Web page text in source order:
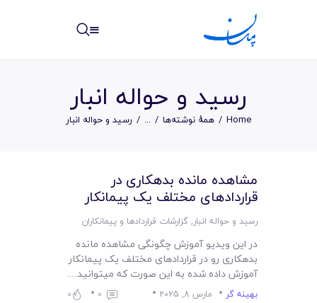
رسید و حواله انبار
Home همهٔ نوشته‌ها ... رسید و حواله انبار
نوشته ها
مرکز آموزش
امکانات
سیستم ها
مشاهده مانده بدهکاری در
قراردادهای مختلف یک پیمانکار
رسید و حواله انبار,گزارشات قراردادها و پیمانکاران
در این ویدیو آموزش چگونگی مشاهده مانده
بدهکاری رو در قراردادهای مختلف یک پیمانکار
آموزش داده شده به این صورت که میتوانید…
بهینه گر مارس 8, 2025 0
0